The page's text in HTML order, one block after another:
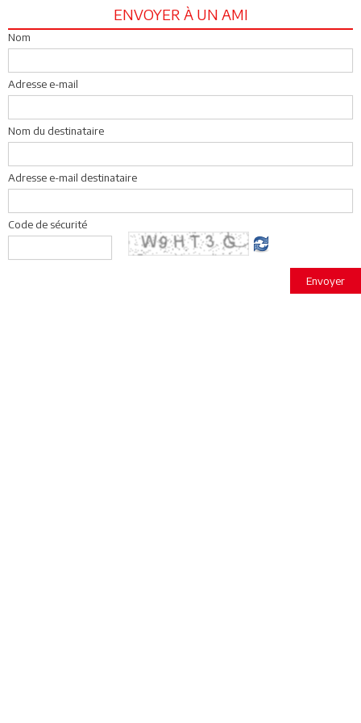
ENVOYER À UN AMI
Nom
Adresse e-mail
Nom du destinataire
Adresse e-mail destinataire
Code de sécurité
Envoyer